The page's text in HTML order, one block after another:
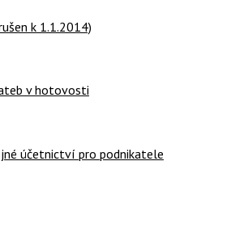
k 1.1.2014)
v hotovosti
účetnictví pro podnikatele